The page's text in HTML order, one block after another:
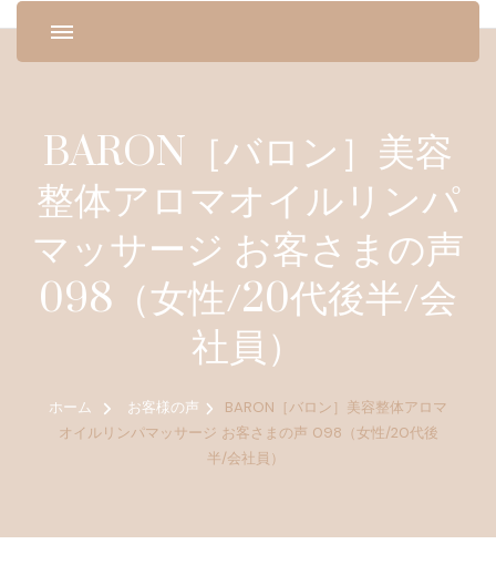
BARON［バロン］美容
整体アロマオイルリンパ
マッサージ お客さまの声
098（女性/20代後半/会
社員）
ホーム お客様の声
BARON［バロン］美容整体アロマ
オイルリンパマッサージ お客さまの声 098（女性/20代後
半/会社員）